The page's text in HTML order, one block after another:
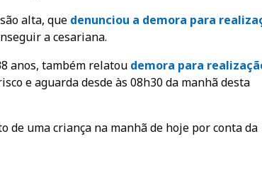
alta, que denunciou a demora para
a cesariana.
anos, também relatou demora para
e aguarda desde às 08h30 da manhã desta
de uma criança na manhã de hoje por conta da